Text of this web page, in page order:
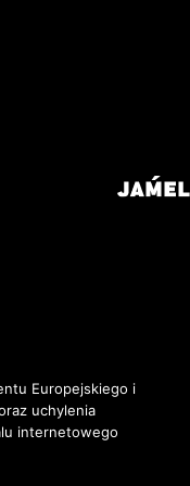
Europejskiego i
uchylenia
internetowego